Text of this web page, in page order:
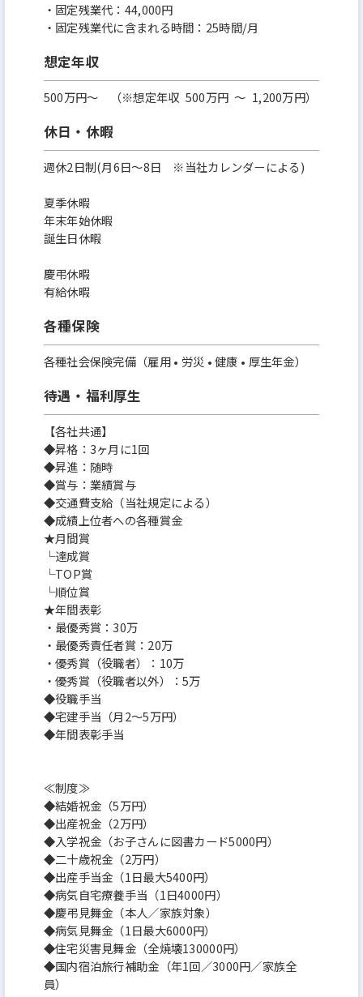
・固定残業代：44,000円
・固定残業代に含まれる時間：25時間/月
想定年収
500万円〜 （※想定年収 500万円 ～ 1,200万円）
休日・休暇
週休2日制(月6日〜8日 ※当社カレンダーによる)
夏季休暇
年末年始休暇
誕生日休暇
慶弔休暇
有給休暇
各種保険
各種社会保険完備（雇用 • 労災 • 健康 • 厚生年金）
待遇・福利厚生
【各社共通】
◆昇格：3ヶ月に1回
◆昇進：随時
◆賞与：業績賞与
◆交通費支給（当社規定による）
◆成績上位者への各種賞金
★月間賞
└達成賞
└TOP賞
└順位賞
★年間表彰
・最優秀賞：30万
・最優秀責任者賞：20万
・優秀賞（役職者）：10万
・優秀賞（役職者以外）：5万
◆役職手当
◆宅建手当（月2～5万円）
◆年間表彰手当
≪制度≫
◆結婚祝金（5万円）
◆出産祝金（2万円）
◆入学祝金（お子さんに図書カード5000円）
◆二十歳祝金（2万円）
◆出産手当金（1日最大5400円）
◆病気自宅療養手当（1日4000円）
◆慶弔見舞金（本人／家族対象）
◆病気見舞金（1日最大6000円）
◆住宅災害見舞金（全焼壊130000円）
◆国内宿泊旅行補助金（年1回／3000円／家族全
員）